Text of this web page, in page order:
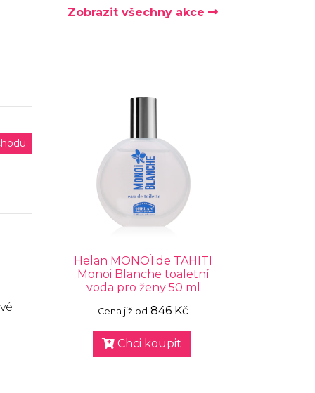
Zobrazit všechny akce
Helan MONOÏ de TAHITI
Monoi Blanche toaletní
voda pro ženy 50 ml
Cena již od 846 Kč
Chci koupit